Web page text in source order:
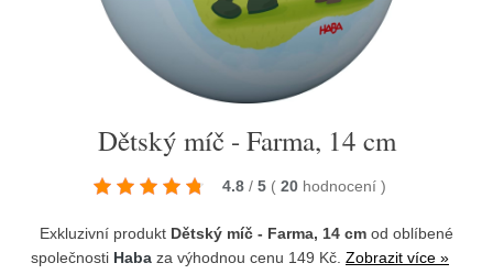
Dětský míč - Farma, 14 cm
4.8 / 5 ( 20 hodnocení )
Exkluzivní produkt Dětský míč - Farma, 14 cm od oblíbené
společnosti Haba za výhodnou cenu 149 Kč. Zobrazit více »